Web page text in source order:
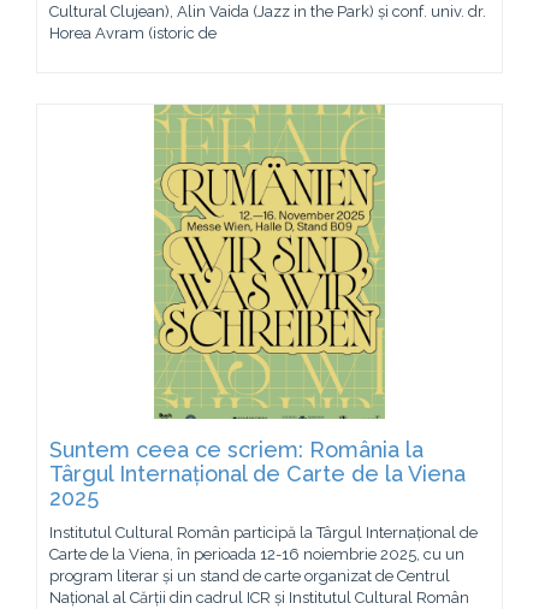
Cultural Clujean), Alin Vaida (Jazz in the Park) și conf. univ. dr.
Horea Avram (istoric de
Suntem ceea ce scriem: România la
Târgul Internațional de Carte de la Viena
2025
Institutul Cultural Român participă la Târgul Internațional de
Carte de la Viena, în perioada 12-16 noiembrie 2025, cu un
program literar și un stand de carte organizat de Centrul
Național al Cărții din cadrul ICR și Institutul Cultural Român